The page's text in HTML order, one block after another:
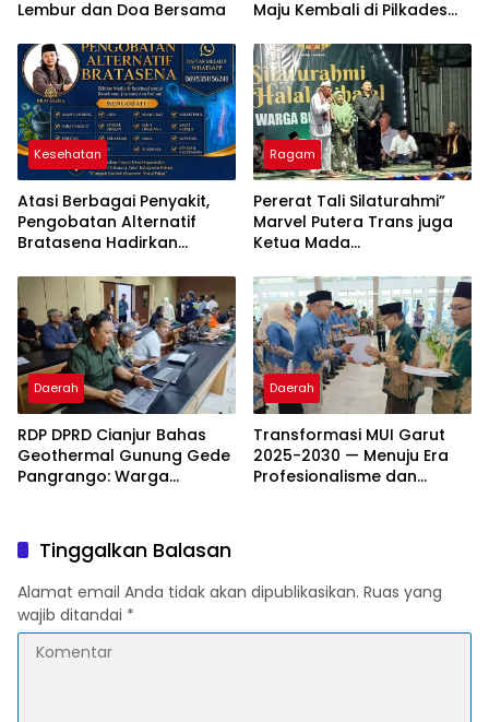
Lembur dan Doa Bersama
Maju Kembali di Pilkades
Kesehatan
Atasi Berbagai Penyakit,
Pengobatan Alternatif
Bratasena Hadirkan
Doa, dan Herbal
Ragam
Pererat Tali Silaturahmi”
Marvel Putera Trans juga
Ketua Mada
Acara Halal Bihalal
Bersama Warga
Burangkeng Dan tokoh
Daerah
RDP DPRD Cianjur Bahas
Geothermal Gunung Gede
Pangrango: Warga
Kewenangan Ada di
Pemerintah Pusat
Daerah
Transformasi MUI Garut
2025-2030 — Menuju Era
Profesionalisme dan
Tinggalkan Balasan
Alamat email Anda tidak akan dipublikasikan. Ruas yang
wajib ditandai *